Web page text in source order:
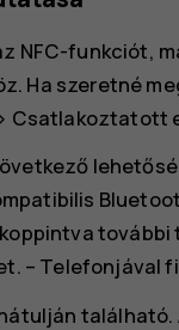
NFC-funkciót,
Ha szeretné
Csatlakoztatott
koppintva
– Telefonjával